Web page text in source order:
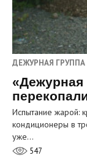
ДЕЖУРНАЯ ГРУППА
«Дежурная
Испытание жарой:
кондиционеры в
уже…
547